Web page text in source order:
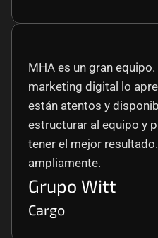
MHA es un gran
marketing digital lo
están atentos y
estructurar al equipo y
tener el mejor
ampliamente.
Grupo Witt
Cargo